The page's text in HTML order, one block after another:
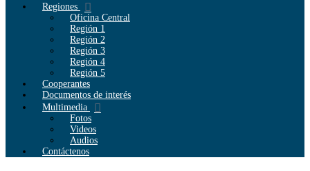
Regiones
Oficina Central
Región 1
Región 2
Región 3
Región 4
Región 5
Cooperantes
Documentos de interés
Multimedia
Fotos
Videos
Audios
Contáctenos